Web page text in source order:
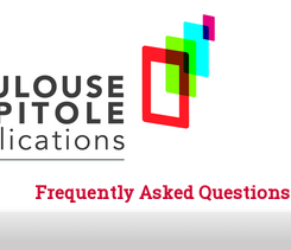
Frequently Asked Questions